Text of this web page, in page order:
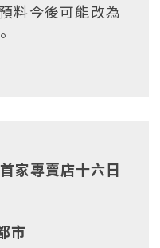
料今後可能改為
家專賣店十六日
市